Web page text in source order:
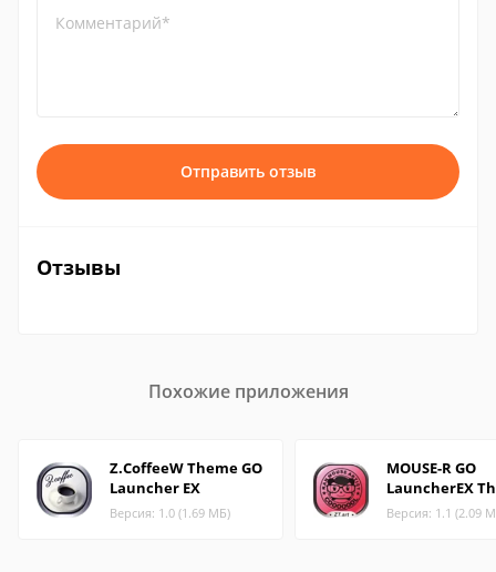
Комментарий*
Отправить отзыв
Отзывы
Похожие приложения
Z.CoffeeW Theme GO
Launcher EX
Версия: 1.0 (1.69 МБ)
MOUSE-R GO
LauncherEX
Версия: 1.1 (2.09